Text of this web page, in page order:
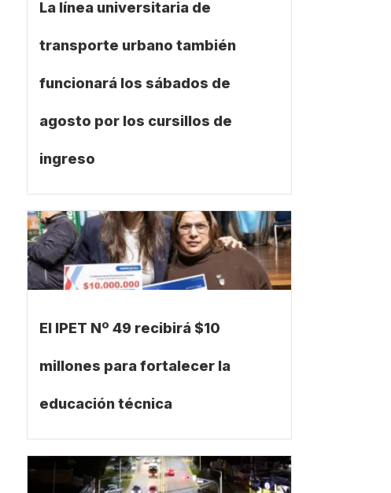
La línea universitaria de
transporte urbano también
funcionará los sábados de
agosto por los cursillos de
ingreso
El IPET Nº 49 recibirá $10
millones para fortalecer la
educación técnica